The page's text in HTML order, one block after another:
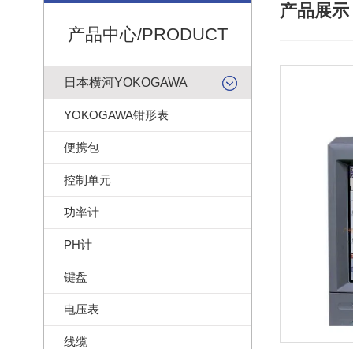
产品中心/PRODUCT
日本横河YOKOGAWA
YOKOGAWA钳形表
便携包
控制单元
功率计
PH计
键盘
电压表
线缆
产品展示